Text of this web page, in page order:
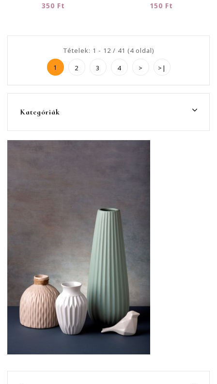
350 Ft 150 Ft
Tételek: 1 - 12 / 41 (4 oldal)
1
2 3 4 > >|
Kategóriák